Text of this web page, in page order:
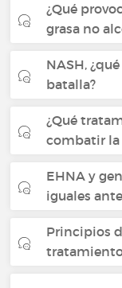
¿Qué
grasa no
NASH,
batalla?
¿Qué
combatir
EHNA y
iguales
Principios